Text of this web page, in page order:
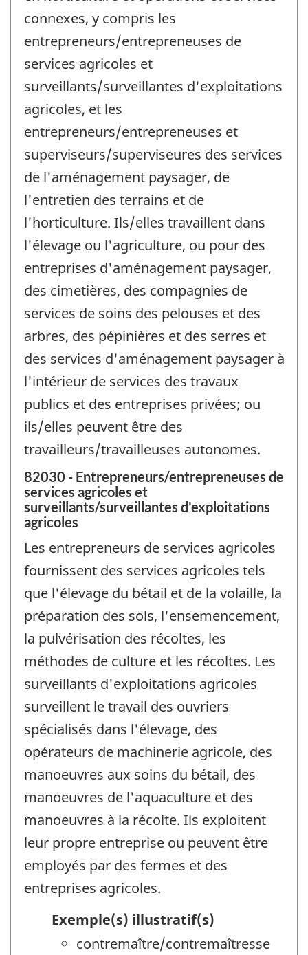
connexes, y compris les
entrepreneurs/entrepreneuses de
services agricoles et
surveillants/surveillantes d'exploitations
agricoles, et les
entrepreneurs/entrepreneuses et
superviseurs/superviseures des services
de l'aménagement paysager, de
l'entretien des terrains et de
l'horticulture. Ils/elles travaillent dans
l'élevage ou l'agriculture, ou pour des
entreprises d'aménagement paysager,
des cimetières, des compagnies de
services de soins des pelouses et des
arbres, des pépinières et des serres et
des services d'aménagement paysager à
l'intérieur de services des travaux
publics et des entreprises privées; ou
ils/elles peuvent être des
travailleurs/travailleuses autonomes.
82030 - Entrepreneurs/entrepreneuses de
services agricoles et
surveillants/surveillantes d'exploitations
agricoles
Les entrepreneurs de services agricoles
fournissent des services agricoles tels
que l'élevage du bétail et de la volaille, la
préparation des sols, l'ensemencement,
la pulvérisation des récoltes, les
méthodes de culture et les récoltes. Les
surveillants d'exploitations agricoles
surveillent le travail des ouvriers
spécialisés dans l'élevage, des
opérateurs de machinerie agricole, des
manoeuvres aux soins du bétail, des
manoeuvres de l'aquaculture et des
manoeuvres à la récolte. Ils exploitent
leur propre entreprise ou peuvent être
employés par des fermes et des
entreprises agricoles.
Exemple(s) illustratif(s)
contremaître/contremaîtresse